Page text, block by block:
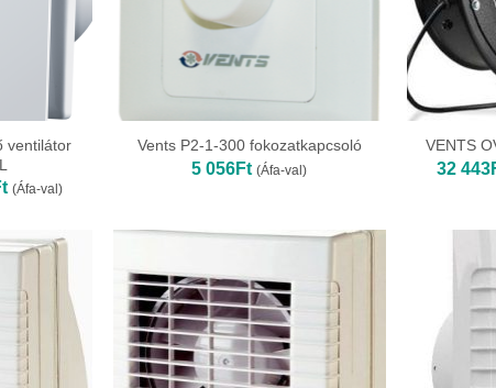
ventilátor
Ártartomány:
21
30
(Áfa-val)
Vents P2-1-300 fokozatkapcsoló
5 056Ft (Áfa-val)
VENTS
32 443